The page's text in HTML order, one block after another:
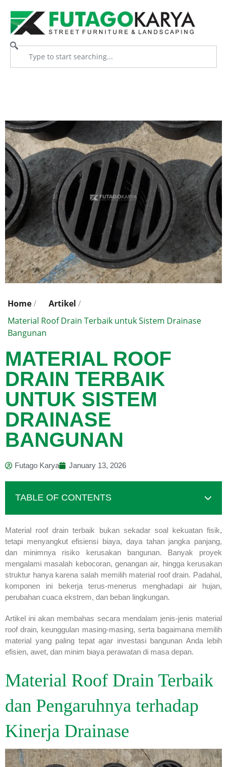
Home/ Artikel /
Material Roof Drain Terbaik untuk Sistem Drainase
Bangunan
MATERIAL ROOF
DRAIN TERBAIK
UNTUK SISTEM
DRAINASE
BANGUNAN
Futago Karya January 13, 2026
TABLE OF CONTENTS
Material roof drain terbaik bukan sekadar soal kekuatan fisik,
tetapi menyangkut efisiensi biaya, daya tahan jangka panjang,
dan minimnya risiko kerusakan bangunan. Banyak proyek
mengalami masalah kebocoran, genangan air, hingga kerusakan
struktur hanya karena salah memilih material roof drain. Padahal,
komponen ini bekerja terus-menerus menghadapi air hujan,
perubahan cuaca ekstrem, dan beban lingkungan.
Artikel ini akan membahas secara mendalam jenis-jenis material
roof drain, keunggulan masing-masing, serta bagaimana memilih
material yang paling tepat agar investasi bangunan Anda lebih
efisien, awet, dan minim biaya perawatan di masa depan.
Material Roof Drain Terbaik
dan Pengaruhnya terhadap
Kinerja Drainase